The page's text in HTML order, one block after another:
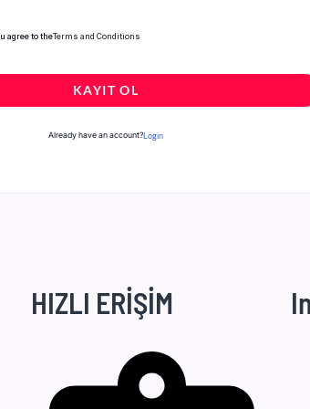
agree to theTerms and Conditions
KAYIT OL
Already have an account?Login
HIZLI ERİŞİM